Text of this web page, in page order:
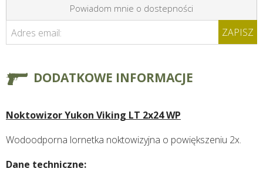
Powiadom mnie o dostepności
Adres email: ZAPISZ
DODATKOWE INFORMACJE
Noktowizor Yukon Viking LT 2x24 WP
Wodoodporna lornetka noktowizyjna o powiększeniu 2x.
Dane techniczne: